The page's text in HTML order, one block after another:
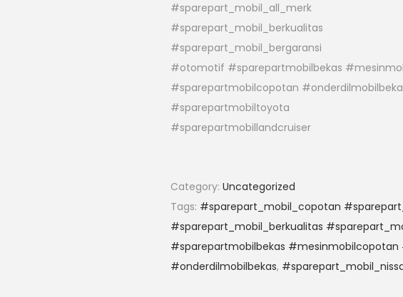
#sparepart_mobil_all_merk
#sparepart_mobil_berkualitas
#sparepart_mobil_bergaransi
#otomotif #sparepartmobilbekas
#sparepartmobilcopotan
#sparepartmobiltoyota
#sparepartmobillandcruiser
Category: Uncategorized
Tags: #sparepart_mobil_copotan
#sparepart_mobil_berkualitas
#sparepartmobilbekas
#onderdilmobilbekas,